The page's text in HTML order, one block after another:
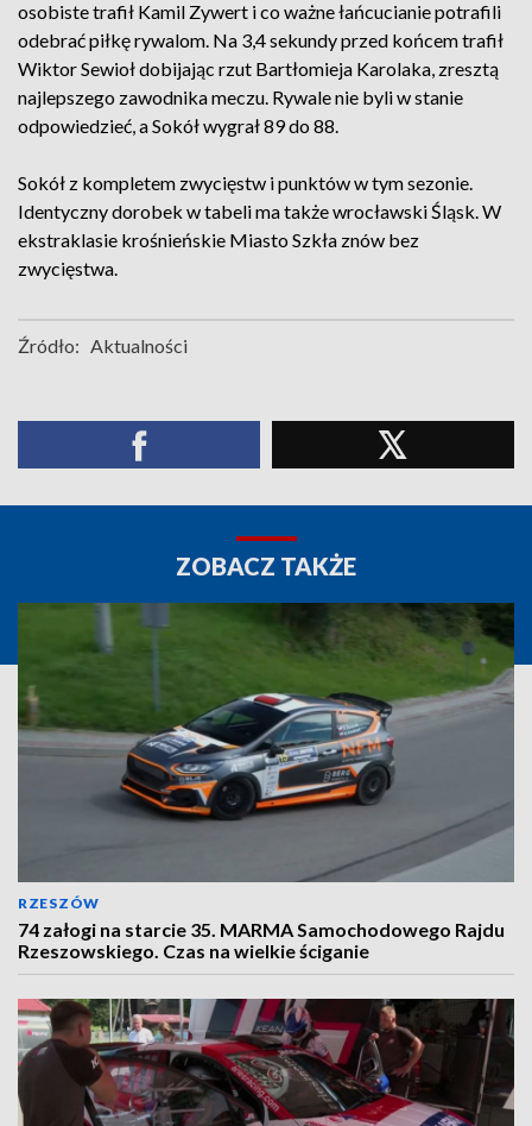
osobiste trafił Kamil Zywert i co ważne łańcucianie potrafili
odebrać piłkę rywalom. Na 3,4 sekundy przed końcem trafił
Wiktor Sewioł dobijając rzut Bartłomieja Karolaka, zresztą
najlepszego zawodnika meczu. Rywale nie byli w stanie
odpowiedzieć, a Sokół wygrał 89 do 88.
Sokół z kompletem zwycięstw i punktów w tym sezonie.
Identyczny dorobek w tabeli ma także wrocławski Śląsk. W
ekstraklasie krośnieńskie Miasto Szkła znów bez
zwycięstwa.
Źródło: Aktualności
ZOBACZ TAKŻE
RZESZÓW
74 załogi na starcie 35. MARMA Samochodowego Rajdu
Rzeszowskiego. Czas na wielkie ściganie